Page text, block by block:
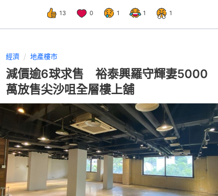
13 0 1 1 1
經濟 地產樓市
減價逾6球求售 裕泰興羅守輝妻5000
萬放售尖沙咀全層樓上舖